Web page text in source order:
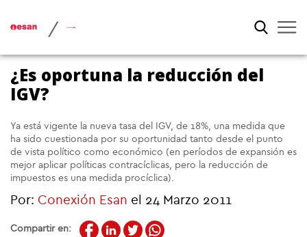
/
¿Es oportuna la reducción del
IGV?
Ya está vigente la nueva tasa del IGV, de 18%, una medida que
ha sido cuestionada por su oportunidad tanto desde el punto
de vista político como económico (en períodos de expansión es
mejor aplicar políticas contracíclicas, pero la reducción de
impuestos es una medida procíclica).
Por: Conexión Esan el 24 Marzo 2011
Compartir en: